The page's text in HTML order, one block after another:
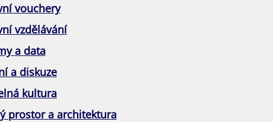
vouchery
vzdělávání
a data
a diskuze
kultura
prostor a architektura